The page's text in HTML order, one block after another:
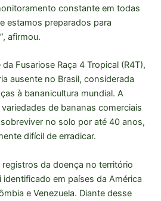
constante em todas
estamos preparados para
afirmou.
Fusariose Raça 4 Tropical (R4T),
ausente no Brasil, considerada
à bananicultura mundial. A
de bananas comerciais
no solo por até 40 anos,
difícil de erradicar.
registros da doença no território
em países da América
e Venezuela. Diante desse